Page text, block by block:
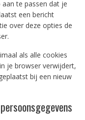
te passen dat je
een bericht
over deze opties de
als alle cookies
je browser verwijdert,
bij een nieuw